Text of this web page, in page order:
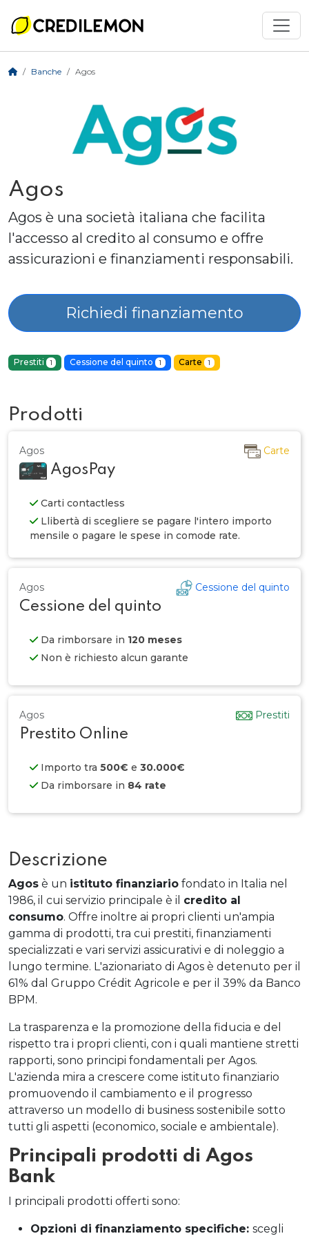
Banche Agos
Agos
Agos è una società italiana che facilita
l'accesso al credito al consumo e offre
assicurazioni e finanziamenti responsabili.
Richiedi finanziamento
Prestiti 1 Cessione del quinto 1 Carte 1
Prodotti
Agos Carte
AgosPay
Carti contactless
Llibertà di scegliere se pagare l'intero importo
mensile o pagare le spese in comode rate.
Agos Cessione del quinto
Cessione del quinto
Da rimborsare in 120 meses
Non è richiesto alcun garante
Agos Prestiti
Prestito Online
Importo tra 500€ e 30.000€
Da rimborsare in 84 rate
Descrizione
Agos è un istituto finanziario fondato in Italia nel
1986, il cui servizio principale è il credito al
consumo. Offre inoltre ai propri clienti un'ampia
gamma di prodotti, tra cui prestiti, finanziamenti
specializzati e vari servizi assicurativi e di noleggio a
lungo termine. L'azionariato di Agos è detenuto per il
61% dal Gruppo Crédit Agricole e per il 39% da Banco
BPM.
La trasparenza e la promozione della fiducia e del
rispetto tra i propri clienti, con i quali mantiene stretti
rapporti, sono principi fondamentali per Agos.
L'azienda mira a crescere come istituto finanziario
promuovendo il cambiamento e il progresso
attraverso un modello di business sostenibile sotto
tutti gli aspetti (economico, sociale e ambientale).
Principali prodotti di Agos
Bank
I principali prodotti offerti sono:
Opzioni di finanziamento specifiche: scegli